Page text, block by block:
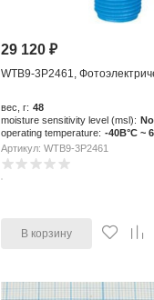
29 120 ₽
WTB9-3P2461,
вес, г: 48
moisture sensitivity level (msl):
operating temperature: -40В°C ~
Артикул: WTB9-3P2461
В корзину